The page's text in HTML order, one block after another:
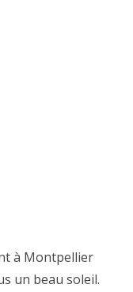
à Montpellier
un beau soleil.